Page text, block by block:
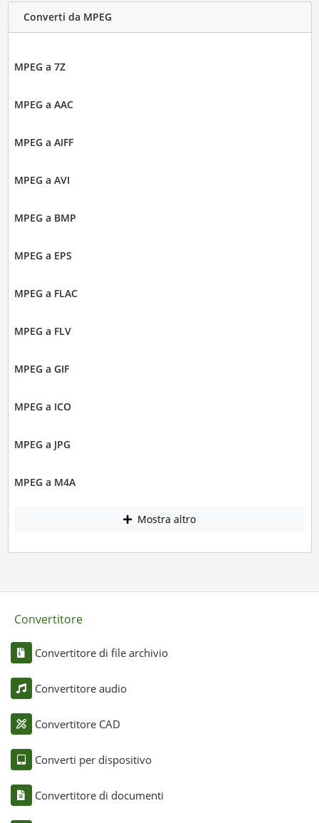
Converti da MPEG
MPEG a 7Z
MPEG a AAC
MPEG a AIFF
MPEG a AVI
MPEG a BMP
MPEG a EPS
MPEG a FLAC
MPEG a FLV
MPEG a GIF
MPEG a ICO
MPEG a JPG
MPEG a M4A
Mostra altro
Convertitore
Convertitore di file archivio
Convertitore audio
Convertitore CAD
Converti per dispositivo
Convertitore di documenti